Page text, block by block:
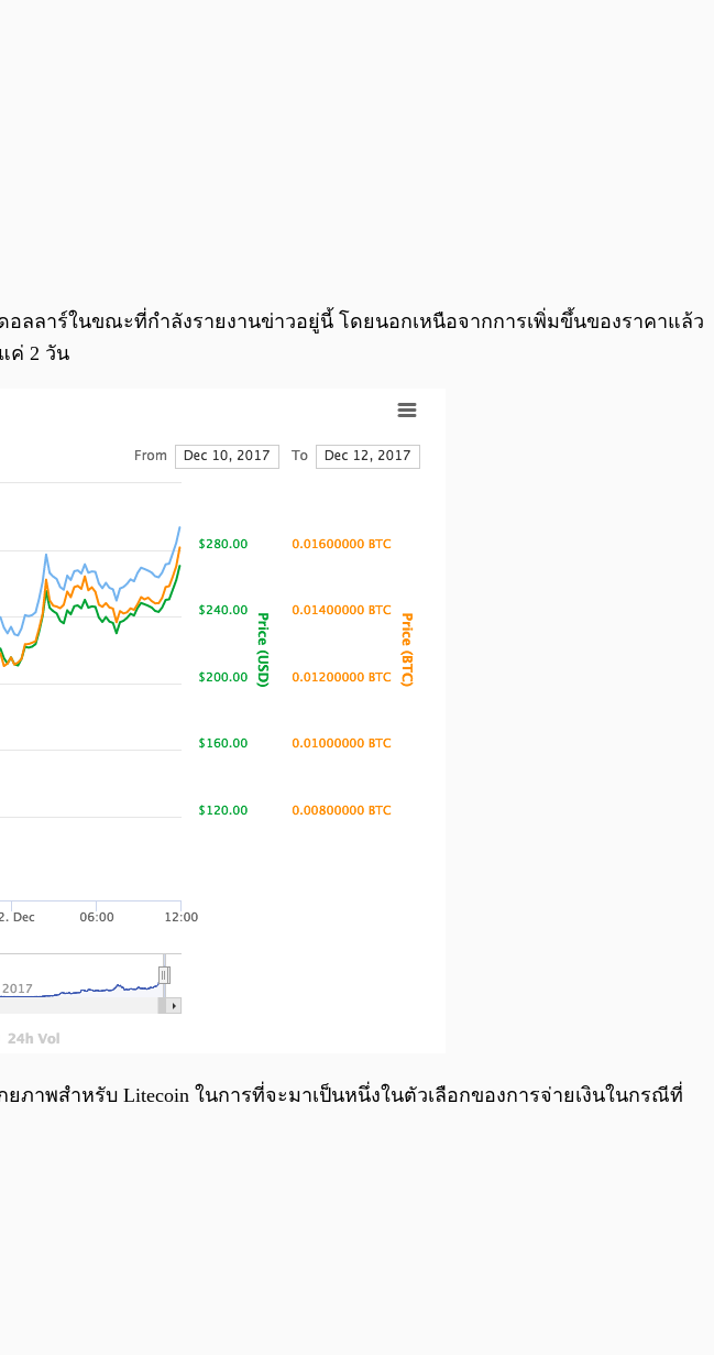
0:00
ลลาร์ในขณะที่กำลังรายงานข่าวอยู่นี้ โดยนอกเหนือจากการเพิ่มขึ้นของราคาแล้ว
ค่ 2 วัน
ภาพสำหรับ Litecoin ในการที่จะมาเป็นหนึ่งในตัวเลือกของการจ่ายเงินในกรณีที่